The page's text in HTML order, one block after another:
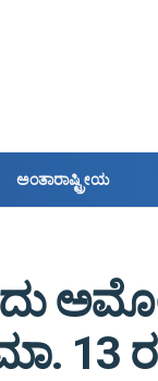
ಅಂತಾರಾಷ್ಟ್ರೀಯ
13